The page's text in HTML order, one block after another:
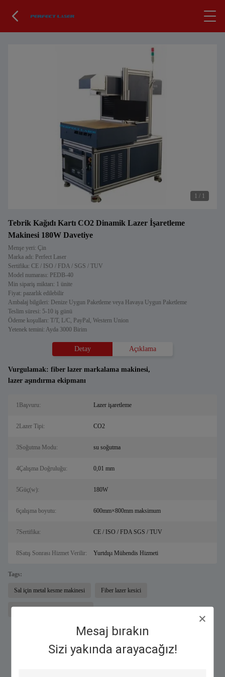
Mesaj bırakın
Sizi yakında arayacağız!
1 / 1
Tebrik Kağıdı Kartı CO2 Dinamik Lazer İşaretleme
Makinesi 180W Davetiye
Menşe yeri: Çin
Marka adı: Perfect Laser
Sertifika: CE / ISO / FDA / SGS / TUV
Model numarası: PEDB-40
Min sipariş miktarı: 1 ünite
Fiyat: pazarlık edilebilir
Ambalaj bilgileri: Denize Uygun Paketleme veya Havaya Uygun Paketleme
Teslim süresi: 5-10 iş günü
Ödeme koşulları: T/T, L/C, PayPal, Western Union
Yetenek temini: Ayda 3000 Birim
Detay Açıklama
Vurgulamak: fiber lazer markalama makinesi,
lazer aşındırma ekipmanı
1Başvuru: Lazer işaretleme
2Lazer Tipi: CO2
3Soğutma Modu: su soğutma
4Çalışma Doğruluğu: 0,01 mm
5Güç(w): 180W
6çalışma boyutu: 600mm×800mm maksimum
7Sertifika: CE / ISO / FDA SGS / TUV
8Satış Sonrası Hizmet Verilir: Yurtdışı Mühendis Hizmeti
Tags:
Sal için metal kesme makinesi Fiber lazer kesici
Benzer Ürünler